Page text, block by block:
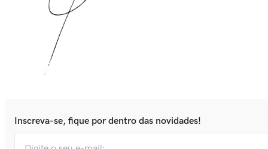
Inscreva-se, fique por dentro das novidades!